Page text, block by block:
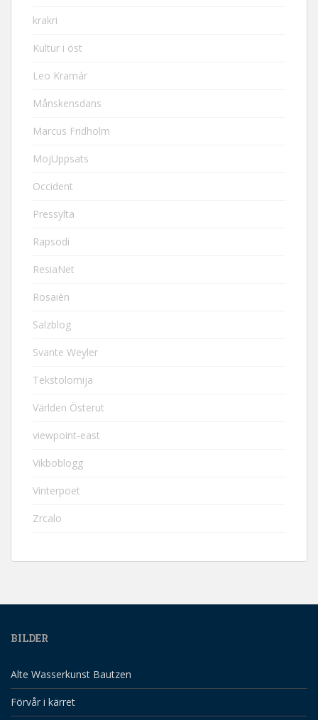
krakri
Kultur i öst
Leo Kramár
Månskensdans
Marcus Fridholm
MojUppsats
Occident
Pressylta
Rapsodi
ResiaNet
Rosaièn
Salzblog
Svante Weyler
Tekstolomija
Världen Österut
viewpoint-east
Vikboblogg
Vinterpoet
Zrcalo
BILDER
Alte Wasserkunst Bautzen
Förvår i kärret